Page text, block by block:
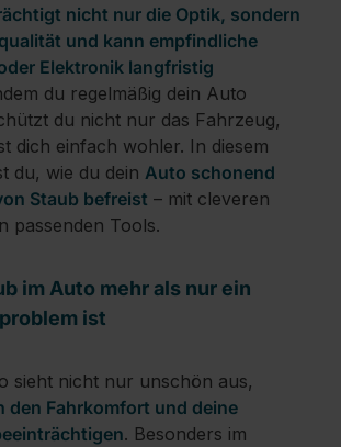
nicht nur die Optik, sondern
und kann empfindliche
Elektronik langfristig
du regelmäßig dein Auto
du nicht nur das Fahrzeug,
dich einfach wohler. In diesem
du, wie du dein Auto schonend
Staub befreist – mit cleveren
passenden Tools.
im Auto mehr als nur ein
ist
sieht nicht nur unschön aus,
den Fahrkomfort und deine
. Besonders im